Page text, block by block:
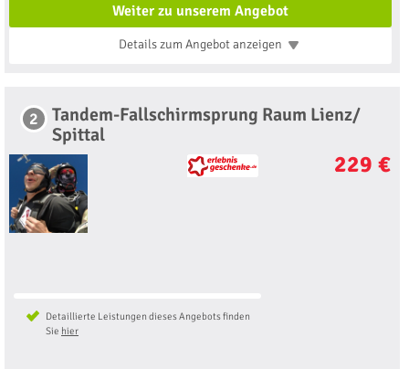
Weiter zu unserem Angebot
Details zum Angebotanzeigen
2
Tandem-Fallschirmsprung Raum Lienz/
Spittal
229 €
Detaillierte Leistungen dieses Angebots finden
Sie hier